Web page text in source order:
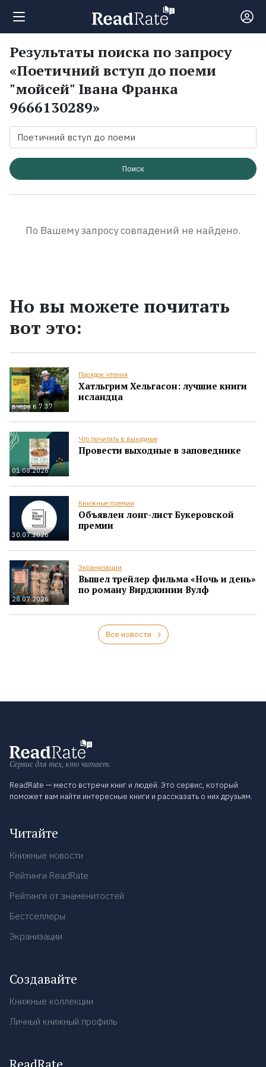
Поиск
Новости
Рейтинги
Книги
Результаты поиска по запросу
«Поетичний вступ до поеми
"мойсей" Івана Франка
9666130289»
Поиск
По Вашему запросу совпадений не найдено.
Но вы можете почитать
вот это:
вчера в 7:37
Порядок чтения
Хатльгрим Хельгасон: лучшие книги
исландца
01.08.2026
Что почитать в выходные
Провести выходные в заповеднике
30.07.2026
Книжные премии
Объявлен лонг-лист Букеровской
премии
28.07.2026
Экранизации
Вышел трейлер фильма «Ночь и день»
по роману Вирджинии Вулф
Все новости
Сервис для тех, кто читает.
ReadRate — место встречи книг и людей. Это сервис, который
поможет вам найти интересные книги и рассказать о них друзьям.
Читайте
Книжные новости
Рейтинги ReadRate
Рейтинги от знаменитостей
Бестселлеры
Экранизации
Создавайте
Книжные коллекции
Личный книжный профиль